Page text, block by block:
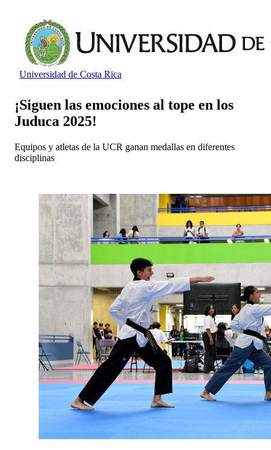
Universidad de Costa Rica
¡Siguen las emociones al tope en los
Juduca 2025!
Equipos y atletas de la UCR ganan medallas en diferentes
disciplinas